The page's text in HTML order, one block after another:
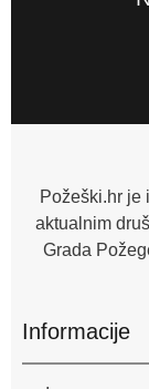
Požeški.hr je
aktualnim
Grada
Informacije